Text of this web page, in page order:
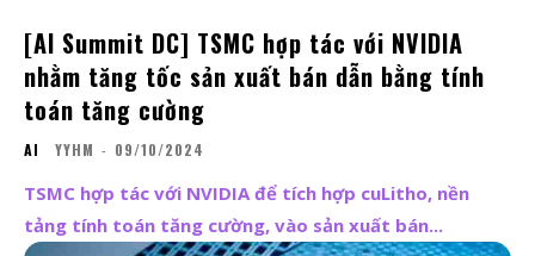
[AI Summit DC] TSMC hợp tác với NVIDIA
nhằm tăng tốc sản xuất bán dẫn bằng tính
toán tăng cường
AI YYHM - 09/10/2024
TSMC hợp tác với NVIDIA để tích hợp cuLitho, nền
tảng tính toán tăng cường, vào sản xuất bán...